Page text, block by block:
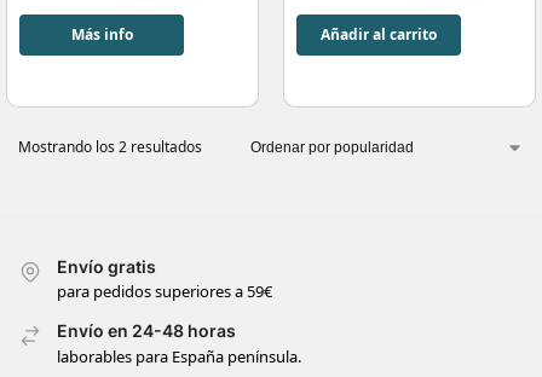
Más info Añadir al carrito
Mostrando los 2 resultados
Envío gratis
para pedidos superiores a 59€
Envío en 24-48 horas
laborables para España península.